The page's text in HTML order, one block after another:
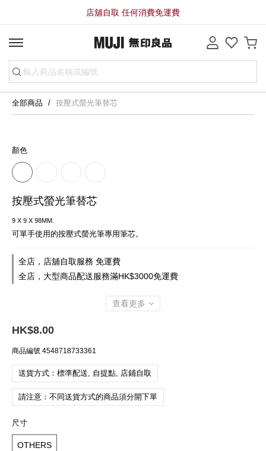
店舖自取 任何消費免運費
全部商品 按壓式螢光筆替芯
顏色
按壓式螢光筆替芯
9 X 9 X 98MM.
可單手使用的按壓式螢光筆專用筆芯。
全店，店舖自取服務 免運費
全店，大型商品配送服務滿HK$3000免運費
查看更多
HK$8.00
商品編號 4548718733361
送貨方式：標準配送, 自提點, 店鋪自取
請注意：不同送貨方式的商品須分開下單
尺寸
OTHERS